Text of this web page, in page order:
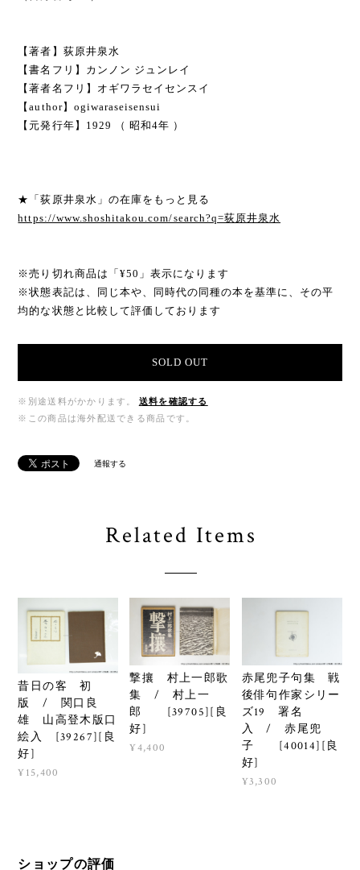
【著者】荻原井泉水
【書名フリ】カンノン ジュンレイ
【著者名フリ】オギワラセイセンスイ
【author】ogiwaraseisensui
【元発行年】1929 （ 昭和4年 ）
★「荻原井泉水」の在庫をもっと見る
https://www.shoshitakou.com/search?q=荻原井泉水
※売り切れ商品は「¥50」表示になります
※状態表記は、同じ本や、同時代の同種の本を基準に、その平
均的な状態と比較して評価しております
SOLD OUT
※別途送料がかかります。
送料を確認する
※この商品は海外配送できる商品です。
通報する
Related Items
昔日の客 初
版 / 関口良
雄 山高登木版口
絵入 [39267][良
好]
¥15,400
撃攘 村上一郎歌
集 / 村上一
郎 [39705][良
好]
¥4,400
赤尾兜子句集 戦
後俳句作家シリー
ズ19 署名
入 / 赤尾兜
子 [40014][良
好]
¥3,300
ショップの評価